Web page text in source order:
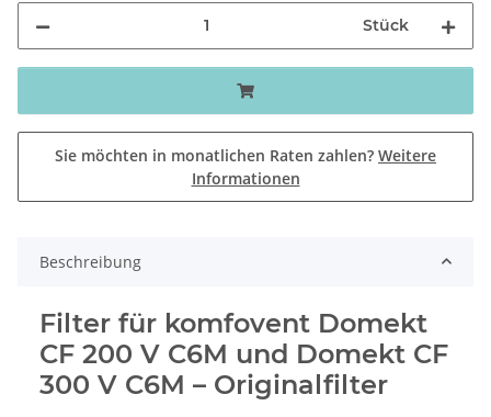
Stück
Sie möchten in monatlichen Raten zahlen? Weitere
Informationen
Beschreibung
Filter für komfovent Domekt
CF 200 V C6M und Domekt CF
300 V C6M – Originalfilter